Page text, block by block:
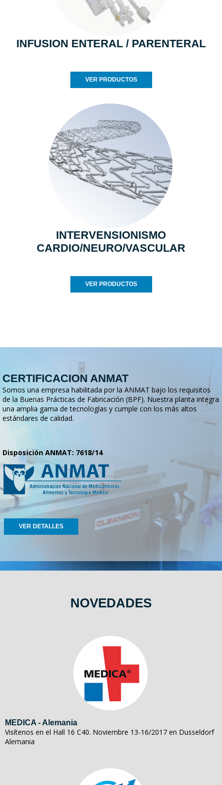
INFUSION ENTERAL / PARENTERAL
VER PRODUCTOS
INTERVENSIONISMO
CARDIO/NEURO/VASCULAR
VER PRODUCTOS
CERTIFICACION ANMAT
Somos una empresa habilitada por la ANMAT bajo los requisitos
de la Buenas Prácticas de Fabricación (BPF). Nuestra planta integra
una amplia gama de tecnologías y cumple con los más altos
estándares de calidad.
Disposición ANMAT: 7618/14
VER DETALLES
NOVEDADES
MEDICA - Alemania
Visítenos en el Hall 16 C40. Noviembre 13-16/2017 en Dusseldorf
Alemania